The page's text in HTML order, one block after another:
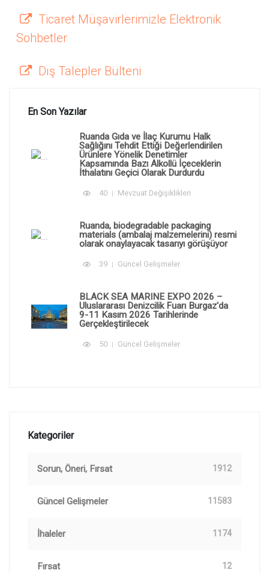
Ticaret Müşavirlerimizle Elektronik
Sohbetler
Dış Talepler Bülteni
En Son Yazılar
Ruanda Gıda ve İlaç Kurumu Halk
Sağlığını Tehdit Ettiği Değerlendirilen
Ürünlere Yönelik Denetimler
Kapsamında Bazı Alkollü İçeceklerin
İthalatını Geçici Olarak Durdurdu
40 Mevzuat Değişiklikleri
Ruanda, biodegradable packaging
materials (ambalaj malzemelerini) resmi
olarak onaylayacak tasarıyı görüşüyor
39 Güncel Gelişmeler
BLACK SEA MARINE EXPO 2026 –
Uluslararası Denizcilik Fuarı Burgaz'da
9-11 Kasım 2026 Tarihlerinde
Gerçekleştirilecek
50 Güncel Gelişmeler
Kategoriler
Sorun, Öneri, Fırsat 1912
Güncel Gelişmeler 11583
İhaleler 1174
Fırsat 12